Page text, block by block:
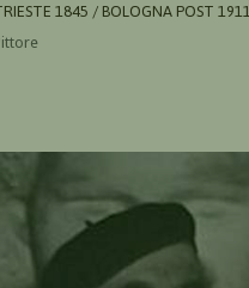
1845 / BOLOGNA POST 1911